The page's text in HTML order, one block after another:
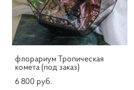
флорариум Тропическая
комета (под заказ)
6 800 pуб.